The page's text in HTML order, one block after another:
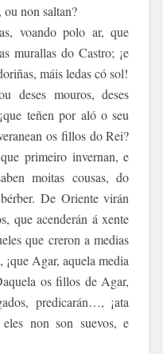
non saltan?
voando polo ar, que
murallas do Castro; ¡e
máis ledas có sol!
deses mouros, deses
teñen por aló o seu
os fillos do Rei?
primeiro invernan, e
moitas cousas, do
De Oriente virán
que acenderán á xente
que creron a medias
¡que Agar, aquela media
os fillos de Agar,
predicarán…, ¡ata
non son suevos, e